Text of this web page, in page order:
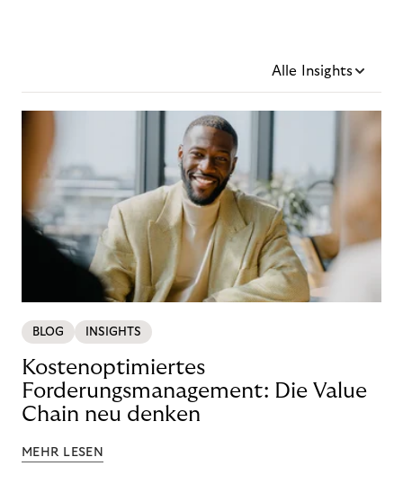
Alle Insights
BLOG INSIGHTS
Kostenoptimiertes
Forderungsmanagement: Die Value
Chain neu denken
MEHR LESEN